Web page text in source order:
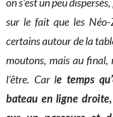
sur le fait que les
certains autour de la
moutons, mais au final,
l’être. Car le temps
bateau en ligne droite,